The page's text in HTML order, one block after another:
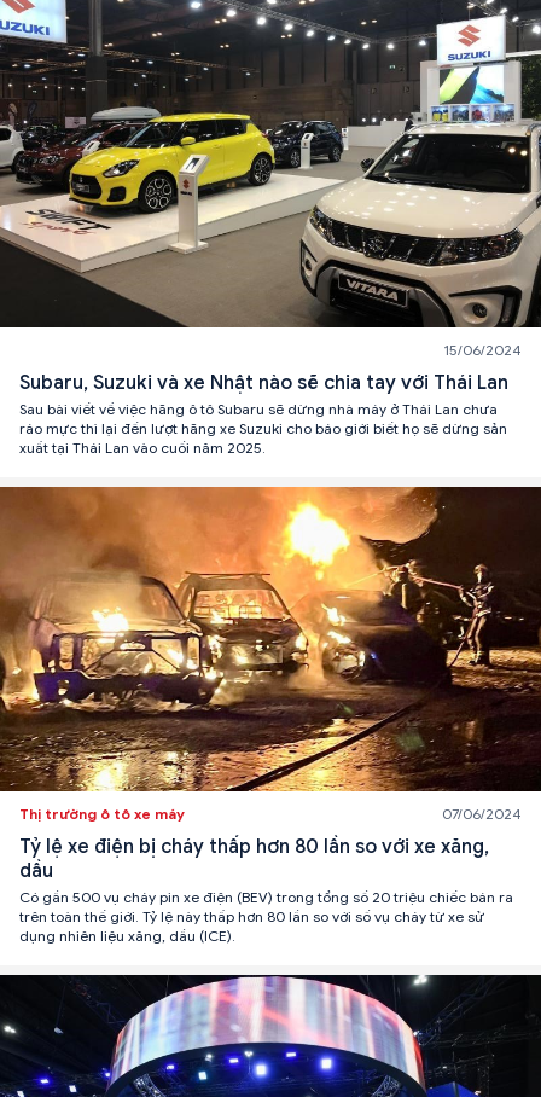
15/06/2024
Subaru, Suzuki và xe Nhật nào sẽ chia tay với Thái Lan
Sau bài viết về việc hãng ô tô Subaru sẽ dừng nhà máy ở Thái Lan chưa
ráo mực thì lại đến lượt hãng xe Suzuki cho báo giới biết họ sẽ dừng sản
xuất tại Thái Lan vào cuối năm 2025.
Thị trường ô tô xe máy 07/06/2024
Tỷ lệ xe điện bị cháy thấp hơn 80 lần so với xe xăng,
dầu
Có gần 500 vụ cháy pin xe điện (BEV) trong tổng số 20 triệu chiếc bán ra
trên toàn thế giới. Tỷ lệ này thấp hơn 80 lần so với số vụ cháy từ xe sử
dụng nhiên liệu xăng, dầu (ICE).